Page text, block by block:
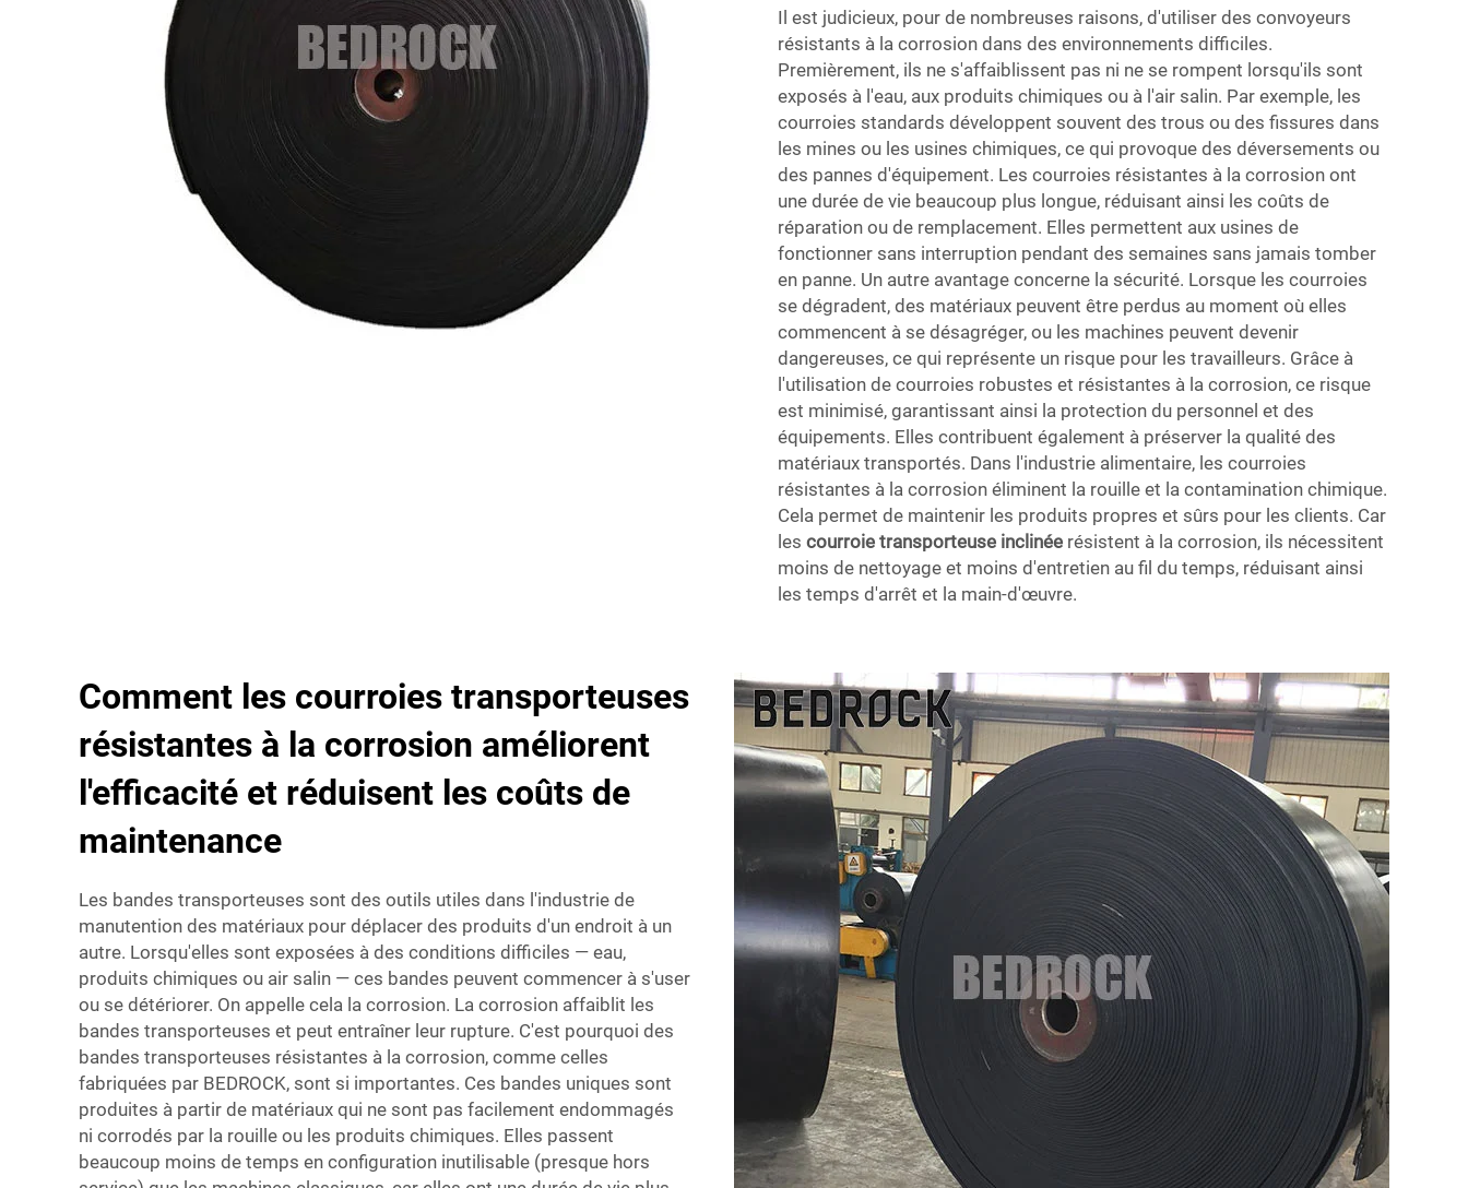
Il est judicieux, pour de nombreuses raisons, d'utiliser des convoyeurs
résistants à la corrosion dans des environnements difficiles.
Premièrement, ils ne s'affaiblissent pas ni ne se rompent lorsqu'ils sont
exposés à l'eau, aux produits chimiques ou à l'air salin. Par exemple, les
courroies standards développent souvent des trous ou des fissures dans
les mines ou les usines chimiques, ce qui provoque des déversements ou
des pannes d'équipement. Les courroies résistantes à la corrosion ont
une durée de vie beaucoup plus longue, réduisant ainsi les coûts de
réparation ou de remplacement. Elles permettent aux usines de
fonctionner sans interruption pendant des semaines sans jamais tomber
en panne. Un autre avantage concerne la sécurité. Lorsque les courroies
se dégradent, des matériaux peuvent être perdus au moment où elles
commencent à se désagréger, ou les machines peuvent devenir
dangereuses, ce qui représente un risque pour les travailleurs. Grâce à
l'utilisation de courroies robustes et résistantes à la corrosion, ce risque
est minimisé, garantissant ainsi la protection du personnel et des
équipements. Elles contribuent également à préserver la qualité des
matériaux transportés. Dans l'industrie alimentaire, les courroies
résistantes à la corrosion éliminent la rouille et la contamination chimique.
Cela permet de maintenir les produits propres et sûrs pour les clients. Car
les courroie transporteuse inclinée résistent à la corrosion, ils nécessitent
moins de nettoyage et moins d'entretien au fil du temps, réduisant ainsi
les temps d'arrêt et la main-d'œuvre.
Comment les courroies transporteuses
résistantes à la corrosion améliorent
l'efficacité et réduisent les coûts de
maintenance
Les bandes transporteuses sont des outils utiles dans l'industrie de
manutention des matériaux pour déplacer des produits d'un endroit à un
autre. Lorsqu'elles sont exposées à des conditions difficiles — eau,
produits chimiques ou air salin — ces bandes peuvent commencer à s'user
ou se détériorer. On appelle cela la corrosion. La corrosion affaiblit les
bandes transporteuses et peut entraîner leur rupture. C'est pourquoi des
bandes transporteuses résistantes à la corrosion, comme celles
fabriquées par BEDROCK, sont si importantes. Ces bandes uniques sont
produites à partir de matériaux qui ne sont pas facilement endommagés
ni corrodés par la rouille ou les produits chimiques. Elles passent
beaucoup moins de temps en configuration inutilisable (presque hors